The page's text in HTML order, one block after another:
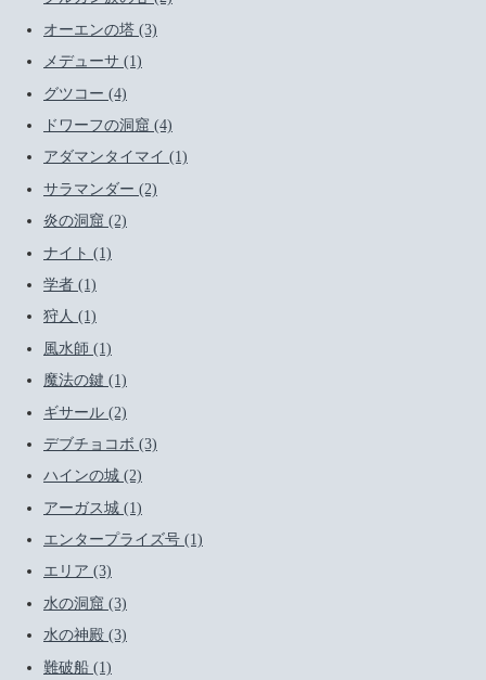
オーエンの塔 (3)
メデューサ (1)
グツコー (4)
ドワーフの洞窟 (4)
アダマンタイマイ (1)
サラマンダー (2)
炎の洞窟 (2)
ナイト (1)
学者 (1)
狩人 (1)
風水師 (1)
魔法の鍵 (1)
ギサール (2)
デブチョコボ (3)
ハインの城 (2)
アーガス城 (1)
エンタープライズ号 (1)
エリア (3)
水の洞窟 (3)
水の神殿 (3)
難破船 (1)